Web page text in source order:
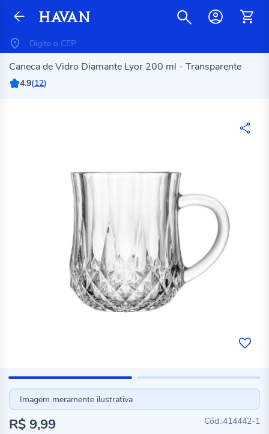
Caneca de Vidro Diamante Lyor 200 ml - Transparente
4.9(12)
Imagem meramente ilustrativa
414442-1
R$ 9,99